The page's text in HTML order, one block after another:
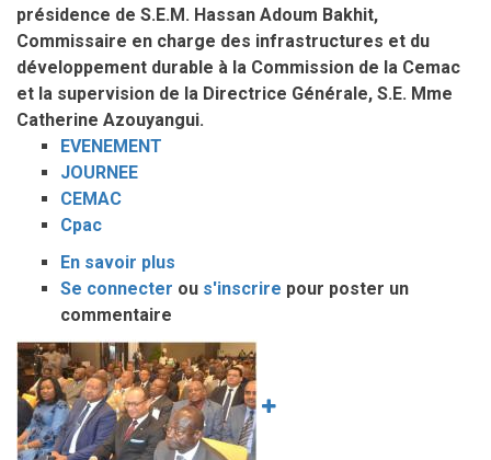
présidence de S.E.M. Hassan Adoum Bakhit,
Commissaire en charge des infrastructures et du
développement durable à la Commission de la Cemac
et la supervision de la Directrice Générale, S.E. Mme
Catherine Azouyangui.
EVENEMENT
JOURNEE
CEMAC
Cpac
En savoir plus
5ème
de
la
journée
Cemac
:
Se connecter ou s'inscrire pour poster un
commentaire
Image